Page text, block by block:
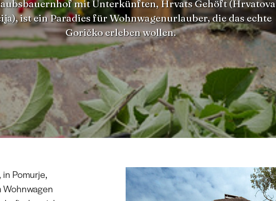
mit Unterkünften, Hrvats Gehöft (Hrvatova
ist ein Paradies für Wohnwagenurlauber, die das echte
Goričko erleben wollen.
Pomurje,